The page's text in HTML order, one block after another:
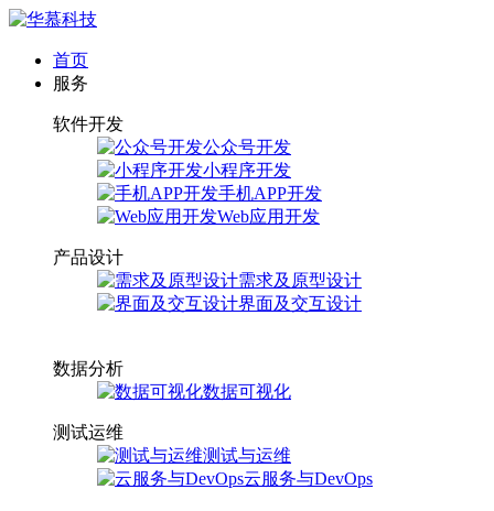
首页
服务
软件开发
公众号开发
小程序开发
手机APP开发
Web应用开发
产品设计
需求及原型设计
界面及交互设计
数据分析
数据可视化
测试运维
测试与运维
云服务与DevOps